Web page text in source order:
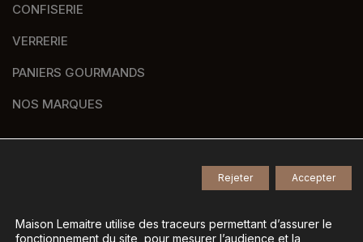
CONFISERIE
VERRERIE
PANIERS GOURMANDS
NOS MARQUES
Tous droits réservés -
Mentions légales-
Maison Lemaitre utilise des traceurs permettant d’assurer le
fonctionnement du site, pour mesurer l’audience et la
Accepter
Rejeter